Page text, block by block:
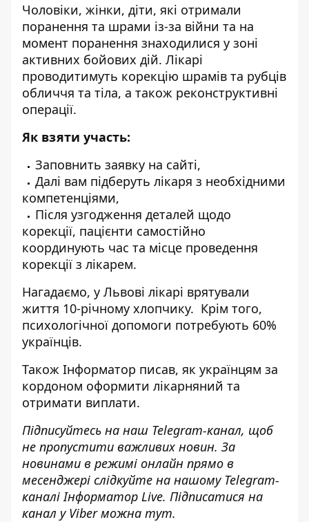
Чоловіки, жінки, діти, які отримали
поранення та шрами із-за війни та на
момент поранення знаходилися у зоні
активних бойових дій. Лікарі
проводитимуть корекцію шрамів та рубців
обличчя та тіла, а також реконструктивні
операції.
Як взяти участь:
Заповнить заявку на сайті,
Далі вам підберуть лікаря з необхідними
компетенціями,
Після узгодження деталей щодо
корекції, пацієнти самостійно
координують час та місце проведення
корекції з лікарем.
Нагадаємо, у Львові лікарі врятували
життя 10-річному хлопчику. Крім того,
психологічної допомоги потребують 60%
українців.
Також Інформатор писав, як українцям за
кордоном оформити лікарняний та
отримати виплати.
Підписуйтесь на наш Telegram-канал, щоб
не пропустити важливих новин. За
новинами в режимі онлайн прямо в
месенджері слідкуйте на нашому Telegram-
каналі Інформатор Live. Підписатися на
канал у Viber можна тут.